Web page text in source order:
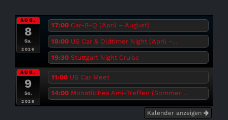
AUG.
8
Sa.
2026
17:00 Car-B-Q (April – August)
18:00 US Car & Oldtimer Night (April –...
19:30 Stuttgart Night Cruise
AUG.
9
So.
2026
11:00 US Car Meet
14:00 Monatliches Ami-Treffen (Sommer ...
Kalender anzeigen